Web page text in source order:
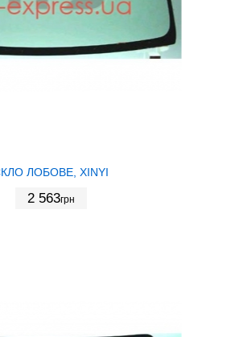
ЛОБОВЕ, XINYI
2 563грн